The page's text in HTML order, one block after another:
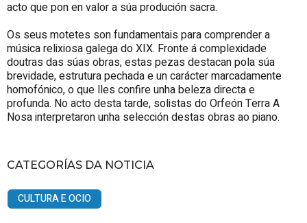
acto que pon en valor a súa produción sacra.
Os seus motetes son fundamentais para comprender a
música relixiosa galega do XIX. Fronte á complexidade
doutras das súas obras, estas pezas destacan pola súa
brevidade, estrutura pechada e un carácter marcadamente
homofónico, o que lles confire unha beleza directa e
profunda. No acto desta tarde, solistas do Orfeón Terra A
Nosa interpretaron unha selección destas obras ao piano.
CATEGORÍAS DA NOTICIA
CULTURA E OCIO